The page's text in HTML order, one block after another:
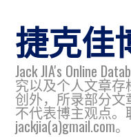
捷克佳
Jack JIA's Online
究以及个人文章
创外，所录部分
不代表博主观点。
jackjia(a)gmail.com。